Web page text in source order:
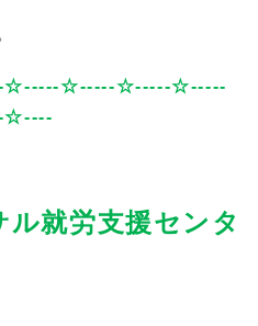
☆-----☆-----☆-----☆-----
☆----
就労支援センタ